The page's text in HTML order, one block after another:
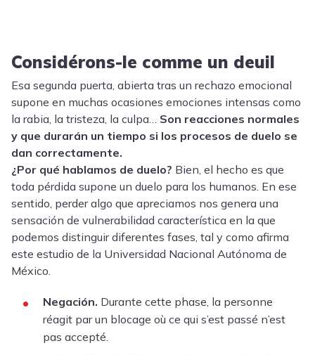
Considérons-le comme un deuil
Esa segunda puerta, abierta tras un rechazo emocional
supone en muchas ocasiones emociones intensas como
la rabia, la tristeza, la culpa…
Son reacciones normales
y que durarán un tiempo si los procesos de duelo se
dan correctamente.
¿Por qué hablamos de duelo? Bien, el hecho es que
toda pérdida supone un duelo para los humanos. En ese
sentido, perder algo que apreciamos nos genera una
sensación de vulnerabilidad característica en la que
podemos distinguir diferentes fases, tal y como afirma
este estudio de la Universidad Nacional Autónoma de
México.
Negación. Durante cette phase, la personne
réagit par un blocage où ce qui s’est passé n’est
pas accepté.